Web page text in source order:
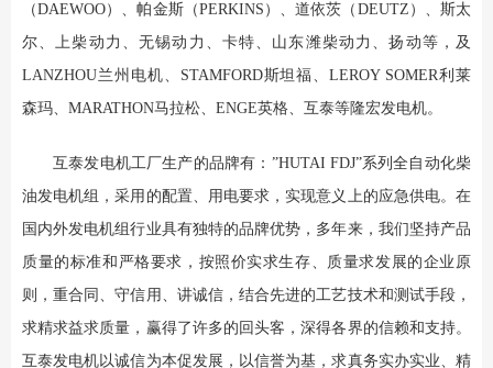
（DAEWOO）、帕金斯（PERKINS）、道依茨（DEUTZ）、斯太
尔、上柴动力、无锡动力、卡特、山东潍柴动力、扬动等，及
LANZHOU兰州电机、STAMFORD斯坦福、LEROY SOMER利莱
森玛、MARATHON马拉松、ENGE英格、互泰等隆宏发电机。
互泰发电机工厂生产的品牌有：”HUTAI FDJ”系列全自动化柴
油发电机组，采用的配置、用电要求，实现意义上的应急供电。在
国内外发电机组行业具有独特的品牌优势，多年来，我们坚持产品
质量的标准和严格要求，按照价实求生存、质量求发展的企业原
则，重合同、守信用、讲诚信，结合先进的工艺技术和测试手段，
求精求益求质量，赢得了许多的回头客，深得各界的信赖和支持。
互泰发电机以诚信为本促发展，以信誉为基，求真务实办实业、精